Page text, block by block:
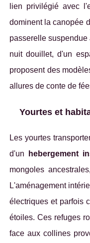
lien privilégié avec
dominent la canopée
passerelle
nuit douillet, d'un
proposent des
allures de conte de
Yourtes et
Les yourtes
d'un
hebergement
mongoles
L'aménagement
électriques et parfois
étoiles. Ces refuges
face aux collines